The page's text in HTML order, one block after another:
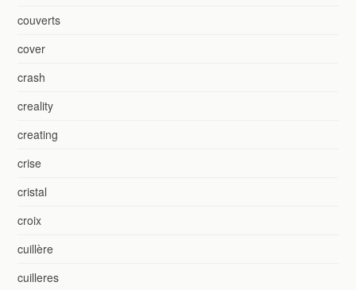
couverts
cover
crash
creality
creating
crise
cristal
croix
cuillère
cuilleres